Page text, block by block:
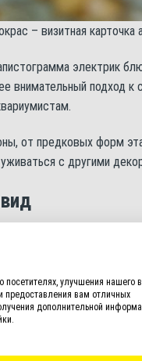
– визитная
электрик
внимательный подход
от предковых форм
с другими
электрик блю, за
и немного сжато с
относятся к карликовым
– удлиненный
или округлую
улучшения нашего
предоставления вам отличных
дополнительной